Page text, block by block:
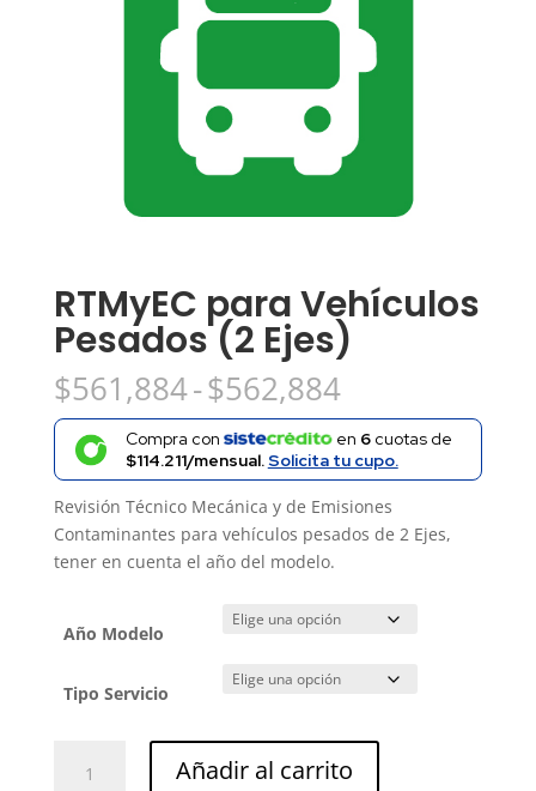
RTMyEC para Vehículos
Pesados (2 Ejes)
$561,884-$562,884Rango
de
precios:
desde
$561,884
hasta
$562,884
Compra con en 6cuotas de
$114.211/mensual.Solicita tu cupo.
Revisión Técnico Mecánica y de Emisiones
Contaminantes para vehículos pesados de 2 Ejes,
tener en cuenta el año del modelo.
Año Modelo
Tipo Servicio
Añadir al carrito